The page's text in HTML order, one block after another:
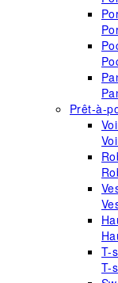
Prêt-à-
T-
T-